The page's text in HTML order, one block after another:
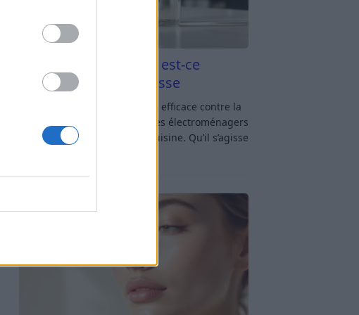
Vinaigre blanc et four est-ce
efficace contre la graisse
Vinaigre blanc et four : est-ce efficace contre la
graisse ? Le four fait partie des électroménagers
les plus sollicités dans une cuisine. Qu’il s’agisse